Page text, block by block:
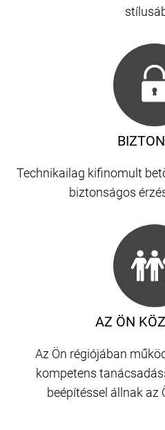
AZ ÖN
Az Ön régiójában
kompetens
beépítéssel állnak az
Technikailag kifinomult
biztonságos